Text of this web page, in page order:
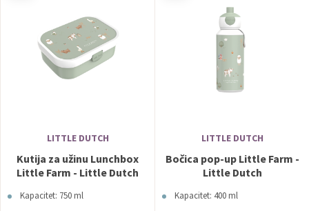
LITTLE DUTCH
Kutija za užinu Lunchbox
Little Farm - Little Dutch
Kapacitet: 750 ml
LITTLE DUTCH
Bočica pop-up Little Farm -
Little Dutch
Kapacitet: 400 ml